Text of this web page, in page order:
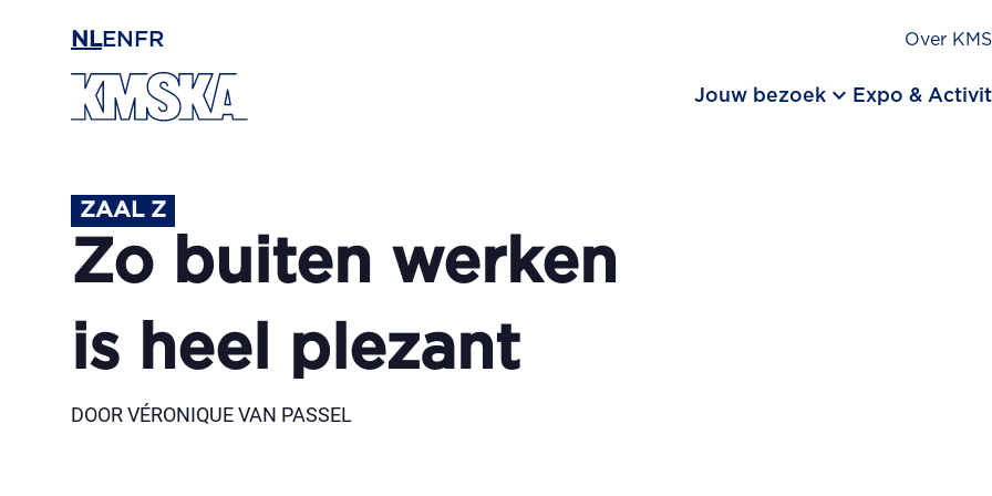
NLEN FR Over
Jouw bezoek keyboard_arrow_down Expo &
ZAAL Z
Zo buiten werken
is heel plezant
DOOR VÉRONIQUE VAN PASSEL